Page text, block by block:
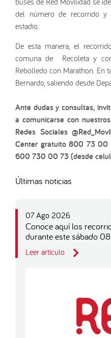
del número de recorrido y
estadio.
De esta manera, el
comuna de Recoleta y
Rebolledo con Marathon. En
Bernardo, saliendo desde
Ante dudas y consultas,
a comunicarse con
Redes Sociales
Center gratuito 800 73 00
600 730 00 73 (desde
Últimas noticias
07 Ago 2026
Conoce aquí los
durante este sábado
Leer artículo